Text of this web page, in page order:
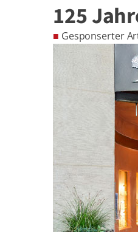
125
■ Gesponserter